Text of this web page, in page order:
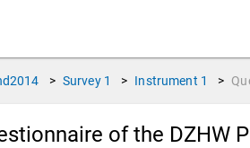
> Survey 1 > Instrument 1 >
of the DZHW